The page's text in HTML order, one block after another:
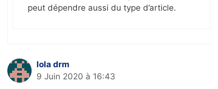
peut dépendre aussi du type d’article.
lola drm
9 Juin 2020 à 16:43